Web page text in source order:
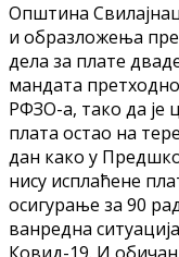
Општина Свилајнац
и образложења
дела за плате
мандата
РФЗО-а, тако да је
плата остао на
дан како у
нису исплаћене
осигурање за 90
ванредна